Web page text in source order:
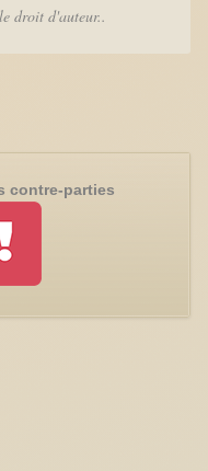
droit d'auteur..
contre-parties